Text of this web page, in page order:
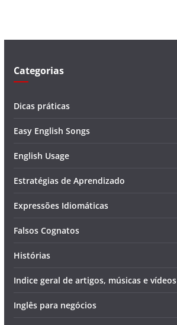
Categorias
Dicas práticas
Easy English Songs
English Usage
Estratégias de Aprendizado
Expressões Idiomáticas
Falsos Cognatos
Histórias
Indice geral de artigos, músicas e vídeos
Inglês para negócios